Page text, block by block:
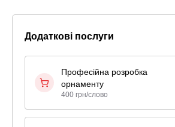
Додаткові послуги
Професійна розробка
орнаменту
400 грн/слово